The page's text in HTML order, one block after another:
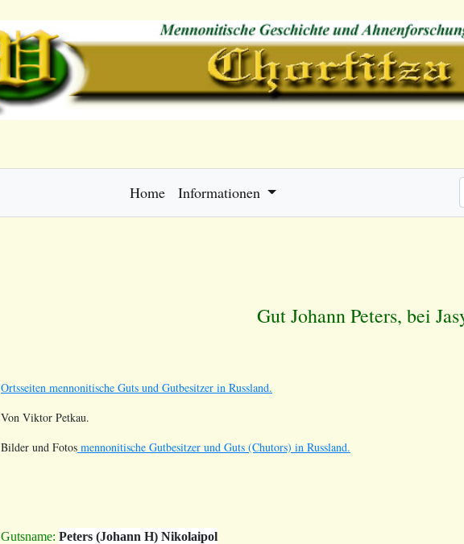
Home Informationen
Gut Johann Peters, bei
Ortsseiten mennonitische Guts und Gutbesitzer in Russland.
Von Viktor Petkau.
Bilder und Fotos mennonitische Gutbesitzer und Guts (Chutors) in Russland.
Gutsname: Peters (Johann H) Nikolaipol